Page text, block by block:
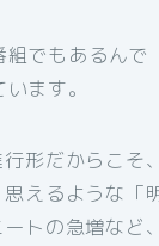
でもあるんで
ます。
形だからこそ、
えるような「
トの急増など、